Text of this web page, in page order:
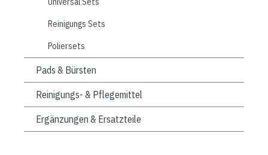
Reinigungs Sets
Poliersets
Pads & Bürsten
Reinigungs- & Pflegemittel
Ergänzungen & Ersatzteile